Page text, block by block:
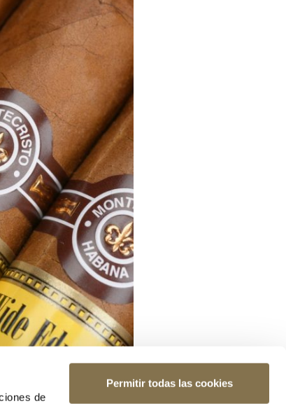
de
Permitir todas las cookies